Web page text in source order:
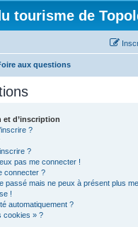
tourisme de
aux questions
et d’inscription
?
?
pas me connecter !
connecter ?
passé mais ne peux à présent plus
!
automatiquement ?
cookies » ?